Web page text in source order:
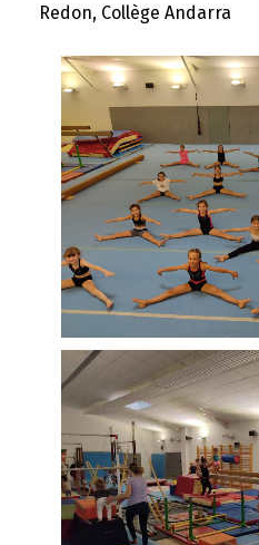
Redon, Collège Andarra